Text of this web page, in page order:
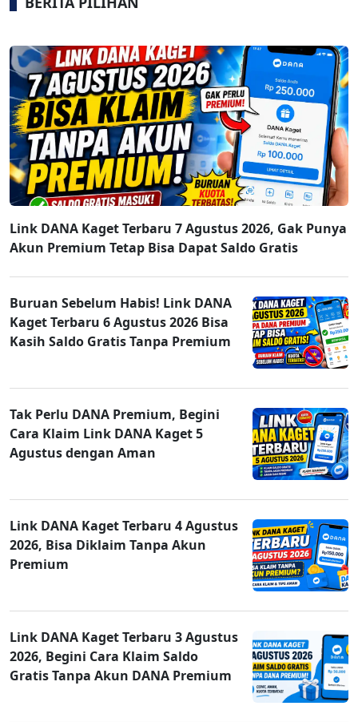
Link DANA Kaget Terbaru 7 Agustus 2026, Gak Punya
Akun Premium Tetap Bisa Dapat Saldo Gratis
Buruan Sebelum Habis! Link DANA
Kaget Terbaru 6 Agustus 2026 Bisa
Kasih Saldo Gratis Tanpa Premium
Tak Perlu DANA Premium, Begini
Cara Klaim Link DANA Kaget 5
Agustus dengan Aman
Link DANA Kaget Terbaru 4 Agustus
2026, Bisa Diklaim Tanpa Akun
Premium
Link DANA Kaget Terbaru 3 Agustus
2026, Begini Cara Klaim Saldo
Gratis Tanpa Akun DANA Premium